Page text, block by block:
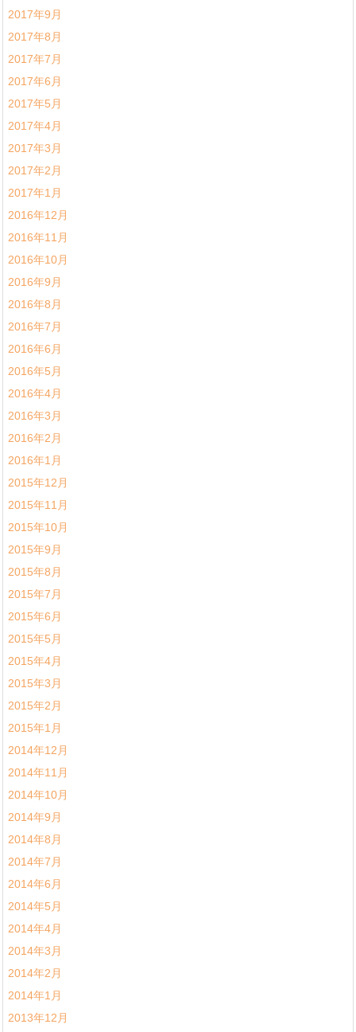
2017年9月
2017年8月
2017年7月
2017年6月
2017年5月
2017年4月
2017年3月
2017年2月
2017年1月
2016年12月
2016年11月
2016年10月
2016年9月
2016年8月
2016年7月
2016年6月
2016年5月
2016年4月
2016年3月
2016年2月
2016年1月
2015年12月
2015年11月
2015年10月
2015年9月
2015年8月
2015年7月
2015年6月
2015年5月
2015年4月
2015年3月
2015年2月
2015年1月
2014年12月
2014年11月
2014年10月
2014年9月
2014年8月
2014年7月
2014年6月
2014年5月
2014年4月
2014年3月
2014年2月
2014年1月
2013年12月